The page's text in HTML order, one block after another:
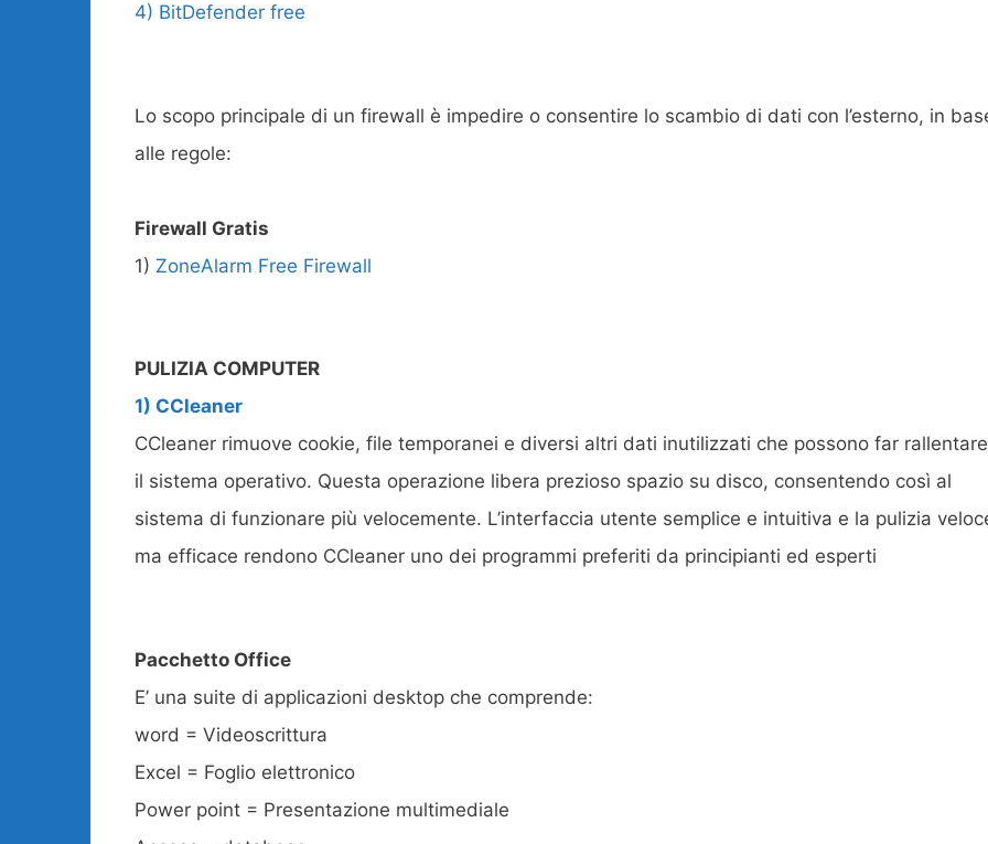
4) BitDefender free
Lo scopo principale di un firewall è impedire o consentire lo scambio di dati con l’esterno, in
alle regole:
Firewall Gratis
1) ZoneAlarm Free Firewall
PULIZIA COMPUTER
1) CCleaner
CCleaner rimuove cookie, file temporanei e diversi altri dati inutilizzati che possono far rallentare
il sistema operativo. Questa operazione libera prezioso spazio su disco, consentendo così al
sistema di funzionare più velocemente. L’interfaccia utente semplice e intuitiva e la pulizia
ma efficace rendono CCleaner uno dei programmi preferiti da principianti ed esperti
Pacchetto Office
E’ una suite di applicazioni desktop che comprende:
word = Videoscrittura
Excel = Foglio elettronico
Power point = Presentazione multimediale